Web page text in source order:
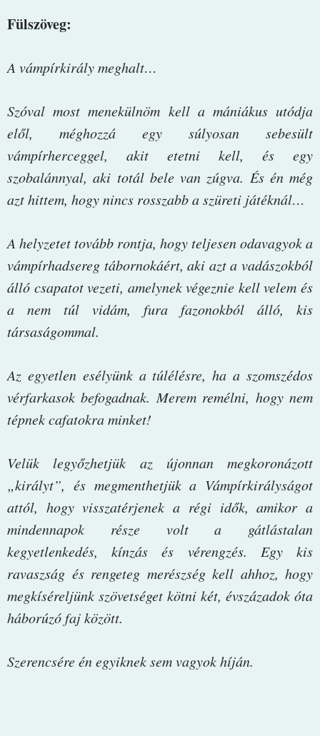
Fülszöveg:
A ​vámpírkirály meghalt…
Szóval most menekülnöm kell a mániákus utódja
elől, méghozzá egy súlyosan sebesült
vámpírherceggel, akit etetni kell, és egy
szobalánnyal, aki totál bele van zúgva. És én még
azt hittem, hogy nincs rosszabb a szüreti játéknál…
A helyzetet tovább rontja, hogy teljesen odavagyok a
vámpírhadsereg tábornokáért, aki azt a vadászokból
álló csapatot vezeti, amelynek végeznie kell velem és
a nem túl vidám, fura fazonokból álló, kis
társaságommal.
Az egyetlen esélyünk a túlélésre, ha a szomszédos
vérfarkasok befogadnak. Merem remélni, hogy nem
tépnek cafatokra minket!
Velük legyőzhetjük az újonnan megkoronázott
„királyt”, és megmenthetjük a Vámpírkirályságot
attól, hogy visszatérjenek a régi idők, amikor a
mindennapok része volt a gátlástalan
kegyetlenkedés, kínzás és vérengzés. Egy kis
ravaszság és rengeteg merészség kell ahhoz, hogy
megkíséreljünk szövetséget kötni két, évszázadok óta
háborúzó faj között.
Szerencsére én egyiknek sem vagyok híján.